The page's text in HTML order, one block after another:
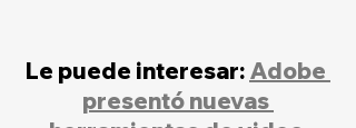
Le puede interesar: Adobe
presentó nuevas